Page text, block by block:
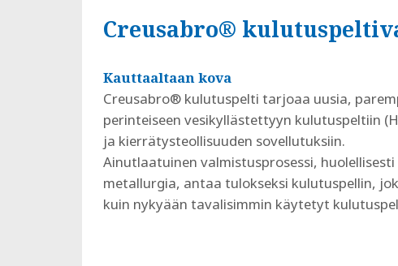
Creusabro®
Kauttaaltaan kova
Creusabro® kulutuspelti tarjoaa uusia,
perinteiseen vesikyllästettyyn kulutuspeltiin
ja kierrätysteollisuuden sovellutuksiin.
Ainutlaatuinen valmistusprosessi,
metallurgia, antaa tulokseksi kulutuspellin,
kuin nykyään tavalisimmin käytetyt